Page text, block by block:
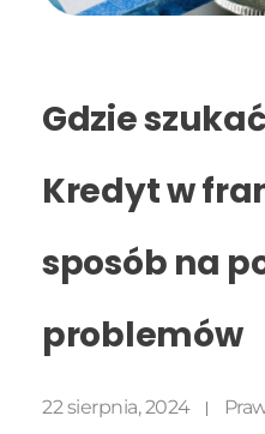
Gdzie
Kredyt w
sposób na
problemów
22 sierpnia, 2024